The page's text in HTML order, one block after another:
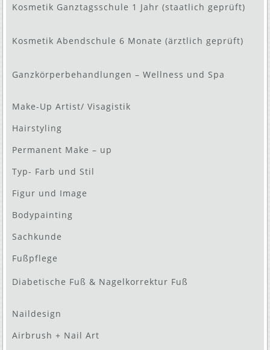
Kosmetik Ganztagsschule 1 Jahr (staatlich geprüft)
Kosmetik Abendschule 6 Monate (ärztlich geprüft)
Ganzkörperbehandlungen – Wellness und Spa
Make-Up Artist/ Visagistik
Hairstyling
Permanent Make – up
Typ- Farb und Stil
Figur und Image
Bodypainting
Sachkunde
Fußpflege
Diabetische Fuß & Nagelkorrektur Fuß
Naildesign
Airbrush + Nail Art